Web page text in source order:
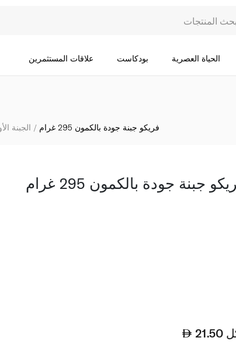
الحياة العصرية بودكاست علاقات المستثمرين
الجبنة فريكو جبنة جودة بالكمون 295 غرام
جبنة جودة بالكمون 295 غرام
21.50